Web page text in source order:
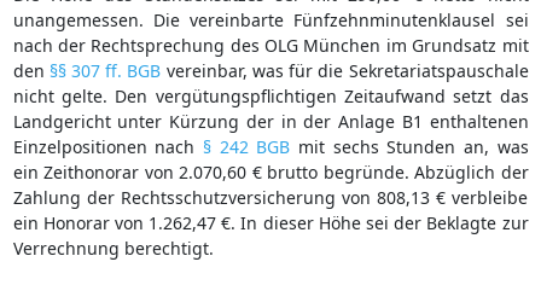
unangemessen. Die vereinbarte Fünfzehnminutenklausel sei
nach der Rechtsprechung des OLG München im Grundsatz mit
den §§ 307 ff. BGB vereinbar, was für die Sekretariatspauschale
nicht gelte. Den vergütungspflichtigen Zeitaufwand setzt das
Landgericht unter Kürzung der in der Anlage B1 enthaltenen
Einzelpositionen nach § 242 BGB mit sechs Stunden an, was
ein Zeithonorar von 2.070,60 € brutto begründe. Abzüglich der
Zahlung der Rechtsschutzversicherung von 808,13 € verbleibe
ein Honorar von 1.262,47 €. In dieser Höhe sei der Beklagte zur
Verrechnung berechtigt.